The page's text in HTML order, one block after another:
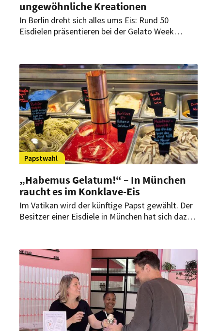
ungewöhnliche Kreationen
In Berlin dreht sich alles ums Eis: Rund 50
Eisdielen präsentieren bei der Gelato Week
dabei im Fokus.
Papstwahl
„Habemus Gelatum!“ – In München
raucht es im Konklave-Eis
Im Vatikan wird der künftige Papst gewählt. Der
Besitzer einer Eisdiele in München hat sich dazu